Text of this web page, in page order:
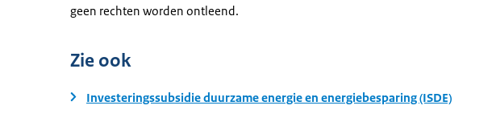
geen rechten worden ontleend.
Zie ook
Investeringssubsidie duurzame energie en energiebesparing (ISDE)